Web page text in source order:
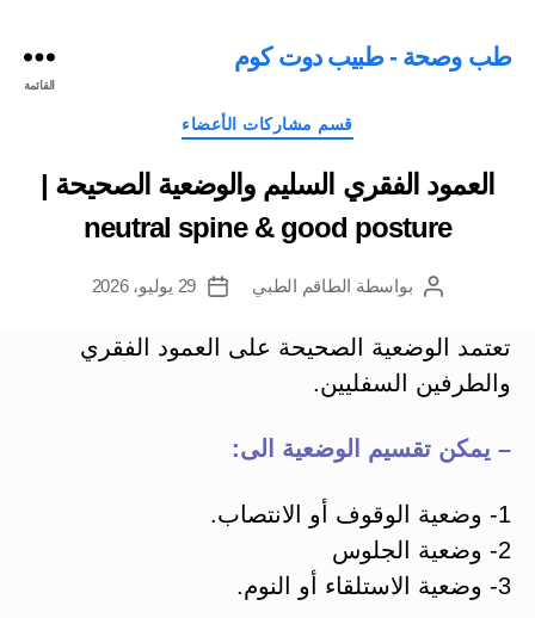
طب وصحة - طبيب دوت كوم
القائمة
التصنيفات
قسم مشاركات الأعضاء
العمود الفقري السليم والوضعية الصحيحة |
neutral spine & good posture
كاتببواسطة الطاقم الطبي
تاريخ
29 يوليو، 2026
تعتمد الوضعية الصحيحة على العمود الفقري
والطرفين السفليين.
– يمكن تقسيم الوضعية الى:
1- وضعية الوقوف أو الانتصاب.
2- وضعية الجلوس
3- وضعية الاستلقاء أو النوم.